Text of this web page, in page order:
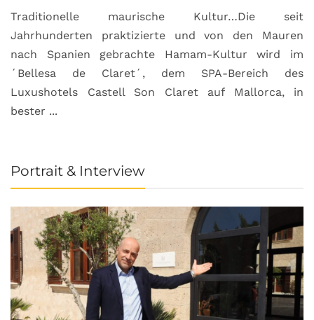
Traditionelle maurische Kultur…Die seit
Jahrhunderten praktizierte und von den Mauren
nach Spanien gebrachte Hamam-Kultur wird im
´Bellesa de Claret´, dem SPA-Bereich des
Luxushotels Castell Son Claret auf Mallorca, in
bester ...
Portrait & Interview